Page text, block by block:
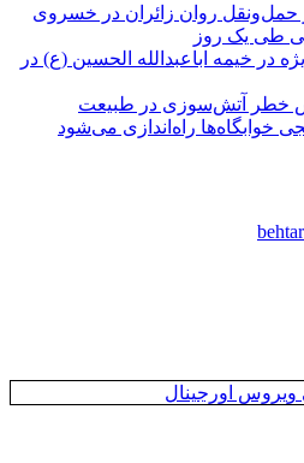
حمل‌ونقل روان زائران در خسروی
در خیمه اباعبدالله الحسین (ع) در
خطر آتش‌سوزی در طبیعت
خوابگاه‌ها راه‌اندازی می‌شود
ویروس اورجینال